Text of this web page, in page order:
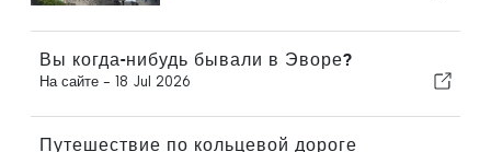
Вы когда-нибудь бывали в Эворе?
На сайте - 18 Jul 2026
Путешествие по кольцевой дороге